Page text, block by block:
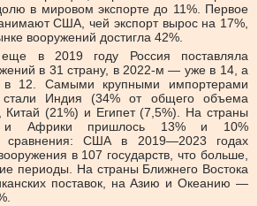
в мировом экспорте до 11%. Первое
США, чей экспорт вырос на 17%,
вооружений достигла 42%.
в 2019 году Россия поставляла
в 31 страну, в 2022-м — уже в 14, а
12. Самыми крупными импортерами
стали Индия (34% от общего объема
Китай (21%) и Египет (7,5%). На страны
и Африки пришлось 13% и 10%
сравнения: США в 2019—2023 годах
в 107 государств, что больше,
периоды. На страны Ближнего Востока
поставок, на Азию и Океанию —